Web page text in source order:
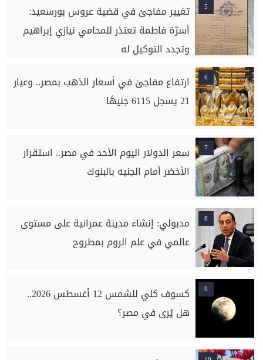
5
تغيير مفاجئ في قضية عروس بورسعيد:
أسرّة فاطمة تعتذر للمحامي نيازي إبراهيم
وتجدد التوكيل له
6
ارتفاع مفاجئ في أسعار الذهب بمصر.. وعيار
21 يسجل 6115 جنيهًا
7
سعر الدولار اليوم الأحد في مصر.. استقرار
الأخضر أمام الجنيه بالبنوك
8
مدبولي: إنشاء مدينة عمرانية على مستوى
عالمي في علم الروم بمطروح
9
كسوف كلي للشمس 12 أغسطس 2026..
هل يُرى في مصر؟